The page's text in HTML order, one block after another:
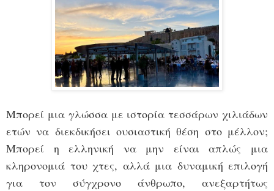
Μπορεί μια γλώσσα με ιστορία τεσσάρων χιλιάδων
ετών να διεκδικήσει ουσιαστική θέση στο μέλλον;
Μπορεί η ελληνική να μην είναι απλώς μια
κληρονομιά του χτες, αλλά μια δυναμική επιλογή
για τον σύγχρονο άνθρωπο, ανεξαρτήτως